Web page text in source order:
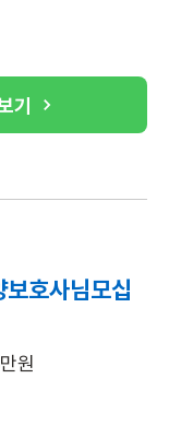
기
호사님모십
원